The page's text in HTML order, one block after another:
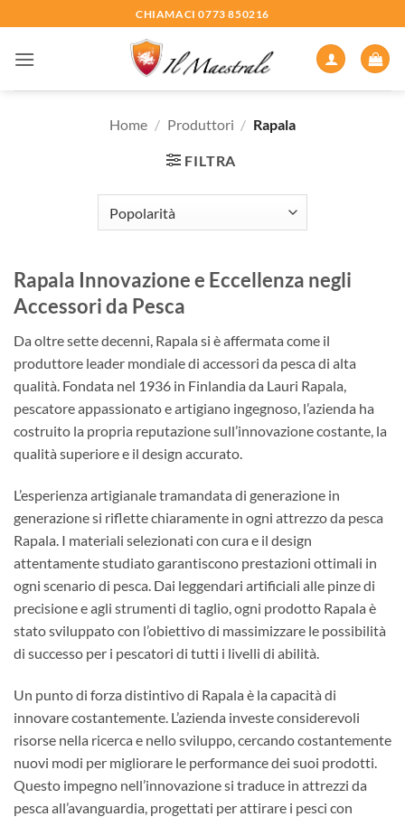
ai
contenuti
CHIAMACI 0773 850216
Home / Produttori / Rapala
FILTRA
Rapala Innovazione e Eccellenza negli
Accessori da Pesca
Da oltre sette decenni, Rapala si è affermata come il
produttore leader mondiale di accessori da pesca di alta
qualità. Fondata nel 1936 in Finlandia da Lauri Rapala,
pescatore appassionato e artigiano ingegnoso, l’azienda ha
costruito la propria reputazione sull’innovazione costante, la
qualità superiore e il design accurato.
L’esperienza artigianale tramandata di generazione in
generazione si riflette chiaramente in ogni attrezzo da pesca
Rapala. I materiali selezionati con cura e il design
attentamente studiato garantiscono prestazioni ottimali in
ogni scenario di pesca. Dai leggendari artificiali alle pinze di
precisione e agli strumenti di taglio, ogni prodotto Rapala è
stato sviluppato con l’obiettivo di massimizzare le possibilità
di successo per i pescatori di tutti i livelli di abilità.
Un punto di forza distintivo di Rapala è la capacità di
innovare costantemente. L’azienda investe considerevoli
risorse nella ricerca e nello sviluppo, cercando costantemente
nuovi modi per migliorare le performance dei suoi prodotti.
Questo impegno nell’innovazione si traduce in attrezzi da
pesca all’avanguardia, progettati per attirare i pesci con